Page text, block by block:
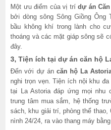
Một ưu điểm của vị trídự án
bởi dòng sông Sông Giồng Ông
bầu không khí trong lành cho
thoáng và các mặt giáp sông sẽ
đây.
3, Tiện ích tại dự án căn hộ
Đến với dự án căn hộ La
nghi trọn vẹn. Tiện ích nội khu
tại La Astoria đáp ứng mọi
trung tâm mua sắm, hệ thống
sách, khu giải trí, phòng thể
nình 24/24, ra vào thang máy